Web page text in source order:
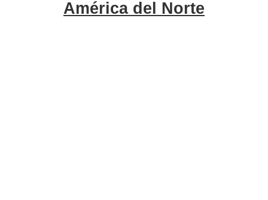
América del Norte